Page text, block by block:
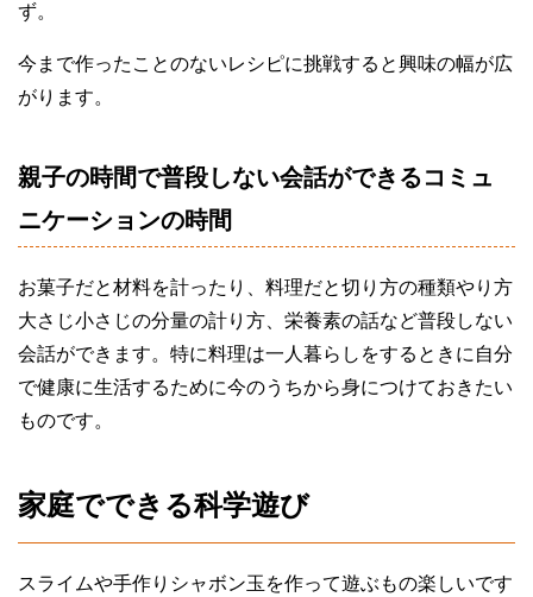
ず。
今まで作ったことのないレシピに挑戦すると興味の幅が広
がります。
親子の時間で普段しない会話ができるコミュ
ニケーションの時間
お菓子だと材料を計ったり、料理だと切り方の種類やり方
大さじ小さじの分量の計り方、栄養素の話など普段しない
会話ができます。特に料理は一人暮らしをするときに自分
で健康に生活するために今のうちから身につけておきたい
ものです。
家庭でできる科学遊び
スライムや手作りシャボン玉を作って遊ぶもの楽しいです